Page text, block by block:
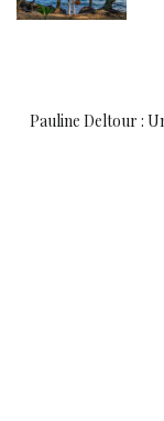
Pauline Deltour :